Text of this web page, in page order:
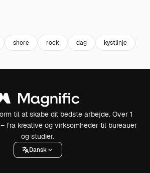
shore rock dag kystlinje
til at skabe dit bedste arbejde. Over 1
fra kreative og virksomheder til bureauer
og studier.
Dansk